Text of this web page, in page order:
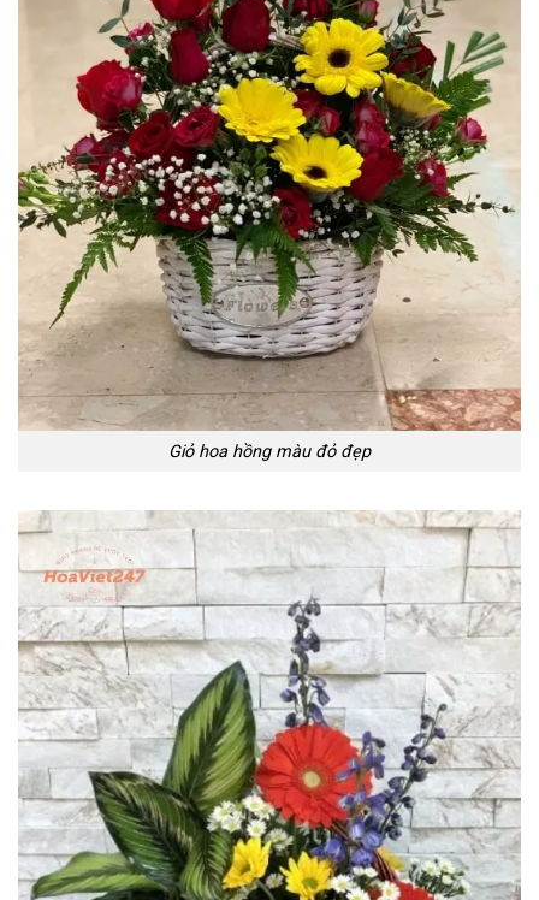
Giỏ hoa hồng màu đỏ đẹp